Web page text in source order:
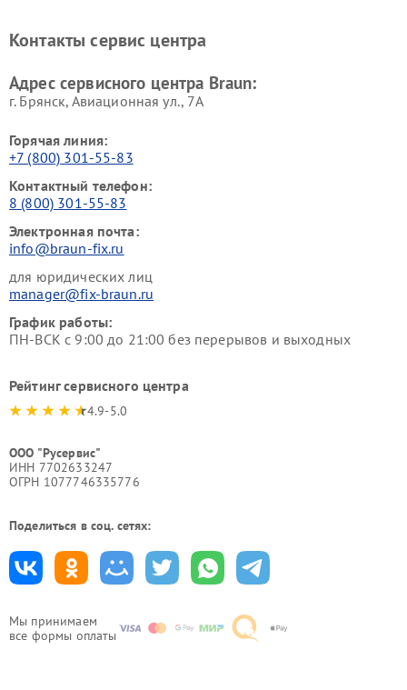
Мы принимаем
все формы оплаты
Контакты сервис центра
Адрес сервисного центра Braun:
г. Брянск, Авиационная ул., 7А
Горячая линия:
+7 (800) 301-55-83
Контактный телефон:
8 (800) 301-55-83
Электронная почта:
info@braun-fix.ru
для юридических лиц
manager@fix-braun.ru
График работы:
ПН-ВСК с 9:00 до 21:00 без перерывов и выходных
Рейтинг сервисного центра
4.9-5.0
ООО "Русервис"
ИНН 7702633247
ОГРН 1077746335776
Поделиться в соц. сетях: